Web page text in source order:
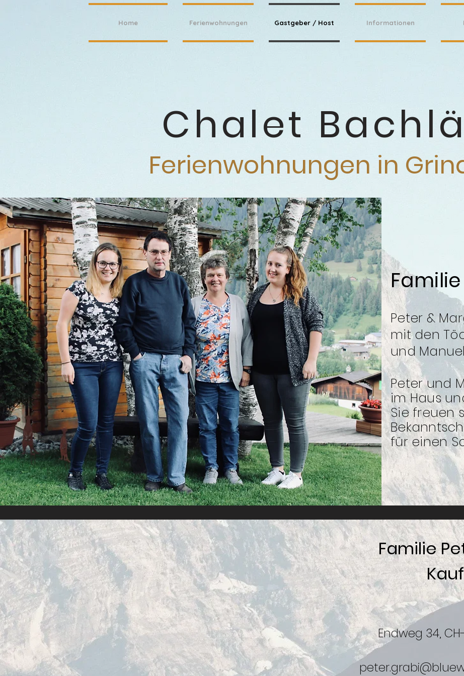
Home Ferienwohnungen Gastgeber / Host Informationen
Chalet Bachl
Ferienwohnungen in Grin
Peter &
mit den
und
Peter und
im Haus
Sie freuen
für einen
Familie
Endweg 34,